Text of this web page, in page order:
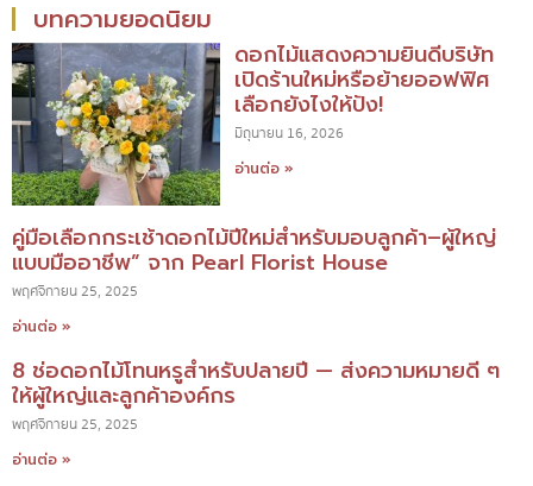
บทความยอดนิยม
ดอกไม้แสดงความยินดีบริษัท
เปิดร้านใหม่หรือย้ายออฟฟิศ
เลือกยังไงให้ปัง!
มิถุนายน 16, 2026
อ่านต่อ »
คู่มือเลือกกระเช้าดอกไม้ปีใหม่สำหรับมอบลูกค้า–ผู้ใหญ่
แบบมืออาชีพ” จาก Pearl Florist House
พฤศจิกายน 25, 2025
อ่านต่อ »
8 ช่อดอกไม้โทนหรูสำหรับปลายปี — ส่งความหมายดี ๆ
ให้ผู้ใหญ่และลูกค้าองค์กร
พฤศจิกายน 25, 2025
อ่านต่อ »